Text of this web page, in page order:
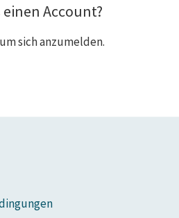
Account?
sich anzumelden.